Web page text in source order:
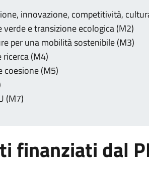
innovazione, competitività,
verde e transizione ecologica (M2)
per una mobilità sostenibile (M3)
(M4)
coesione (M5)
(M7)
finanziati dal